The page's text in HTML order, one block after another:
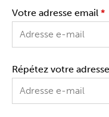
Votre adresse email *
Répétez votre